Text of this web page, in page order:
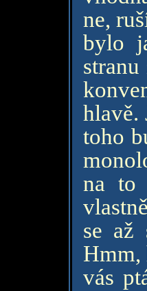
ne,
bylo
hlavě.
toho
na to
se až
Hmm,
vás